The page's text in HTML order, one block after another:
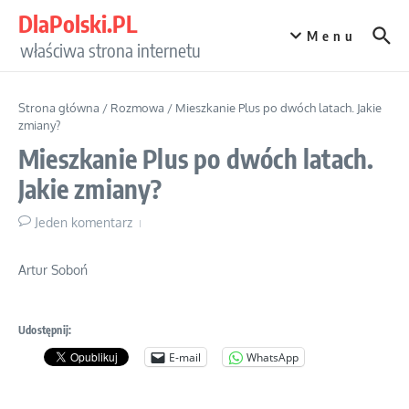
DlaPolski.PL
właściwa strona internetu
Menu
Strona główna / Rozmowa / Mieszkanie Plus po dwóch latach. Jakie
zmiany?
Mieszkanie Plus po dwóch latach.
Jakie zmiany?
Jeden komentarz
Artur Soboń
Udostępnij:
E-mail WhatsApp